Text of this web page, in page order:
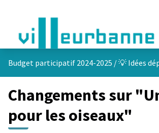
Budget participatif 2024-2025 /💡 Idées
Changements sur
pour les oiseaux"